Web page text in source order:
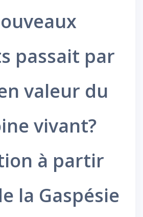
passait par
valeur du
vivant?
à partir
la Gaspésie